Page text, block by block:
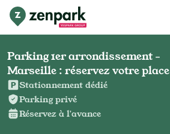
Parking 1er arrondissement -
Marseille : réservez votre place
Stationnement dédié
Parking privé
Réservez à l'avance